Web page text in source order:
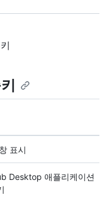
표시
Desktop 애플리케이션